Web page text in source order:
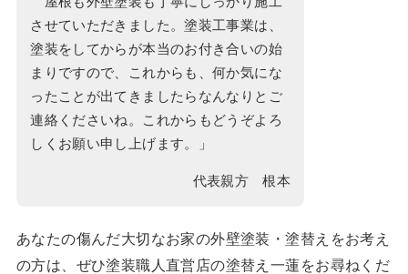
させていただきました。塗装工事業は、
塗装をしてからが本当のお付き合いの始
まりですので、これからも、何か気にな
ったことが出てきましたらなんなりとご
連絡くださいね。これからもどうぞよろ
しくお願い申し上げます。」
代表親方 根本
あなたの傷んだ大切なお家の外壁塗装・塗替えをお考え
の方は、ぜひ塗装職人直営店の塗替え一蓮をお尋ねくだ